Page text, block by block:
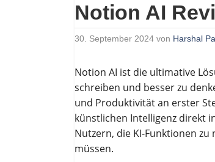
Notion AI
30. September 2024 von Harshal
Notion AI ist die ultimative
schreiben und besser zu
und Produktivität an erster
künstlichen Intelligenz direkt
Nutzern, die KI-Funktionen
müssen.